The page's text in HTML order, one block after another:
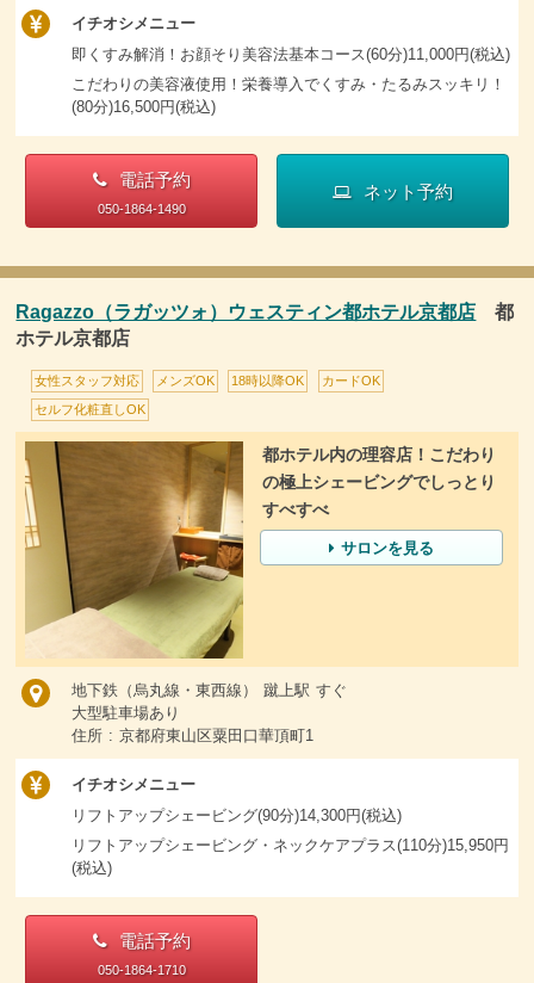
イチオシメニュー
即くすみ解消！お顔そり美容法基本コース(60分)11,000円(税込)
こだわりの美容液使用！栄養導入でくすみ・たるみスッキリ！
(80分)16,500円(税込)
電話予約
050-1864-1490
ネット予約
Ragazzo（ラガッツォ）ウェスティン都ホテル京都店 都
ホテル京都店
女性スタッフ対応 メンズOK 18時以降OK カードOK
セルフ化粧直しOK
都ホテル内の理容店！こだわり
の極上シェービングでしっとり
すべすべ
サロンを見る
地下鉄（烏丸線・東西線） 蹴上駅 すぐ
大型駐車場あり
住所 : 京都府東山区粟田口華頂町1
イチオシメニュー
リフトアップシェービング(90分)14,300円(税込)
リフトアップシェービング・ネックケアプラス(110分)15,950円
(税込)
電話予約
050-1864-1710